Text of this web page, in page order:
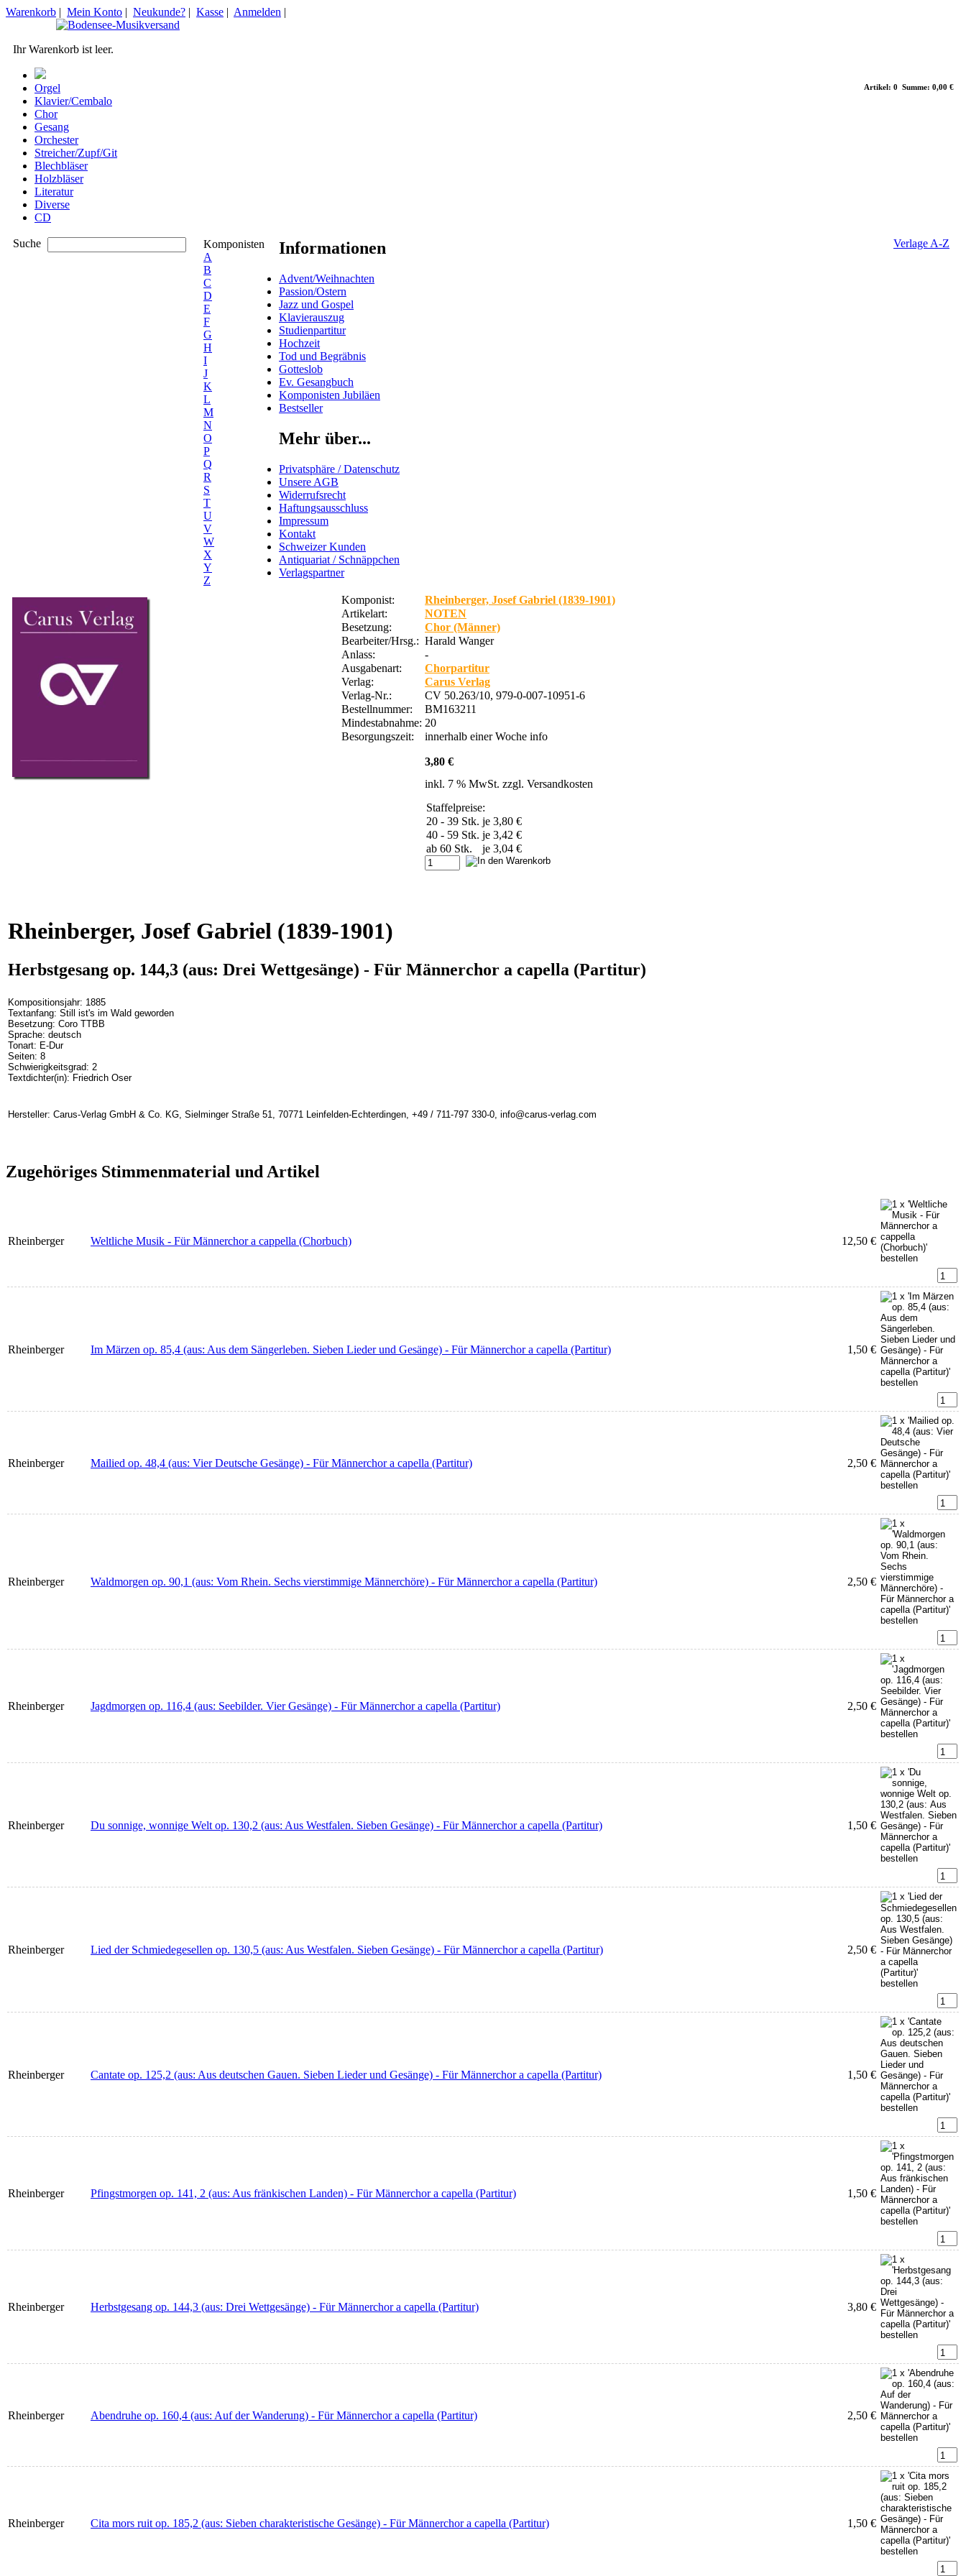
Artikel: 0 Summe: 0,00 €
Warenkorb | Mein Konto | Neukunde? | Kasse | Anmelden |
Ihr Warenkorb ist leer.
Orgel
Klavier/Cembalo
Chor
Gesang
Orchester
Streicher/Zupf/Git
Blechbläser
Holzbläser
Literatur
Diverse
CD
Suche
Komponisten
A
B
C
D
E
F
G
H
I
J
K
L
M
N
O
P
Q
R
S
T
U
V
W
X
Y
Z
Verlage A-Z
Informationen
Advent/Weihnachten
Passion/Ostern
Jazz und Gospel
Klavierauszug
Studienpartitur
Hochzeit
Tod und Begräbnis
Gotteslob
Ev. Gesangbuch
Komponisten Jubiläen
Bestseller
Mehr über...
Privatsphäre / Datenschutz
Unsere AGB
Widerrufsrecht
Haftungsausschluss
Impressum
Kontakt
Schweizer Kunden
Antiquariat / Schnäppchen
Verlagspartner
Komponist:
Rheinberger, Josef Gabriel (1839-1901)
Artikelart:
NOTEN
Besetzung:
Chor (Männer)
Bearbeiter/Hrsg.: Harald Wanger
Anlass:
-
Ausgabenart:
Chorpartitur
Verlag:
Carus Verlag
Verlag-Nr.:
CV 50.263/10, 979-0-007-10951-6
Bestellnummer:
BM163211
Mindestabnahme: 20
Besorgungszeit:
innerhalb einer Woche info
3,80 €
inkl. 7 % MwSt. zzgl. Versandkosten
Staffelpreise:
20 - 39 Stk. je 3,80 €
40 - 59 Stk. je 3,42 €
ab 60 Stk.
je 3,04 €
Rheinberger, Josef Gabriel (1839-1901)
Herbstgesang op. 144,3 (aus: Drei Wettgesänge) - Für Männerchor a capella (Partitur)
Kompositionsjahr: 1885
Textanfang: Still ist's im Wald geworden
Besetzung: Coro TTBB
Sprache: deutsch
Tonart: E-Dur
Seiten: 8
Schwierigkeitsgrad: 2
Textdichter(in): Friedrich Oser
Hersteller: Carus-Verlag GmbH & Co. KG, Sielminger Straße 51, 70771 Leinfelden-Echterdingen, +49 / 711-797 330-0, info@carus-verlag.com
Zugehöriges Stimmenmaterial und Artikel
Rheinberger Weltliche Musik - Für Männerchor a cappella (Chorbuch) 12,50 €
Rheinberger Im Märzen op. 85,4 (aus: Aus dem Sängerleben. Sieben Lieder und Gesänge) - Für Männerchor a capella (Partitur) 1,50 €
Rheinberger Mailied op. 48,4 (aus: Vier Deutsche Gesänge) - Für Männerchor a capella (Partitur) 2,50 €
Rheinberger Waldmorgen op. 90,1 (aus: Vom Rhein. Sechs vierstimmige Männerchöre) - Für Männerchor a capella (Partitur) 2,50 €
Rheinberger Jagdmorgen op. 116,4 (aus: Seebilder. Vier Gesänge) - Für Männerchor a capella (Partitur) 2,50 €
Rheinberger Du sonnige, wonnige Welt op. 130,2 (aus: Aus Westfalen. Sieben Gesänge) - Für Männerchor a capella (Partitur) 1,50 €
Rheinberger Lied der Schmiedegesellen op. 130,5 (aus: Aus Westfalen. Sieben Gesänge) - Für Männerchor a capella (Partitur) 2,50 €
Rheinberger Cantate op. 125,2 (aus: Aus deutschen Gauen. Sieben Lieder und Gesänge) - Für Männerchor a capella (Partitur) 1,50 €
Rheinberger Pfingstmorgen op. 141, 2 (aus: Aus fränkischen Landen) - Für Männerchor a capella (Partitur) 1,50 €
Rheinberger Herbstgesang op. 144,3 (aus: Drei Wettgesänge) - Für Männerchor a capella (Partitur) 3,80 €
Rheinberger Abendruhe op. 160,4 (aus: Auf der Wanderung) - Für Männerchor a capella (Partitur) 2,50 €
Rheinberger Cita mors ruit op. 185,2 (aus: Sieben charakteristische Gesänge) - Für Männerchor a capella (Partitur) 1,50 €